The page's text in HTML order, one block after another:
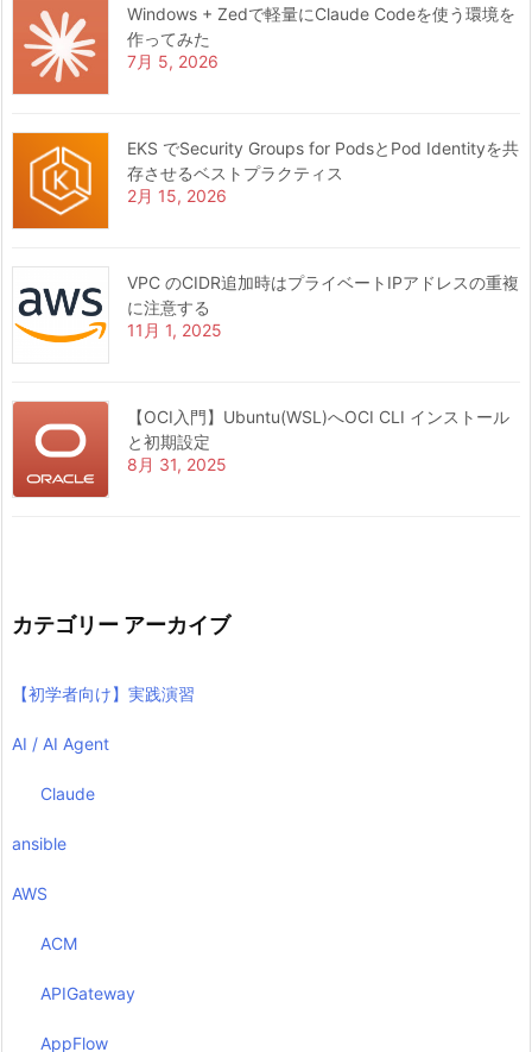
Windows + Zedで軽量にClaude Codeを使う環境を
作ってみた
7月 5, 2026
EKS でSecurity Groups for PodsとPod Identityを共
存させるベストプラクティス
2月 15, 2026
VPC のCIDR追加時はプライベートIPアドレスの重複
に注意する
11月 1, 2025
【OCI入門】Ubuntu(WSL)へOCI CLI インストール
と初期設定
8月 31, 2025
カテゴリー アーカイブ
【初学者向け】実践演習
AI / AI Agent
Claude
ansible
AWS
ACM
APIGateway
AppFlow